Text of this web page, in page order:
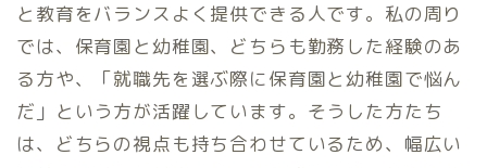
と教育をバランスよく提供できる人です。私の周り
では、保育園と幼稚園、どちらも勤務した経験のあ
る方や、「就職先を選ぶ際に保育園と幼稚園で悩ん
だ」という方が活躍しています。そうした方たち
は、どちらの視点も持ち合わせているため、幅広い